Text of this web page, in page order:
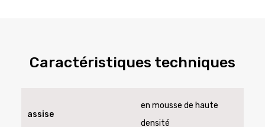
Caractéristiques techniques
assise
en mousse de haute
densité